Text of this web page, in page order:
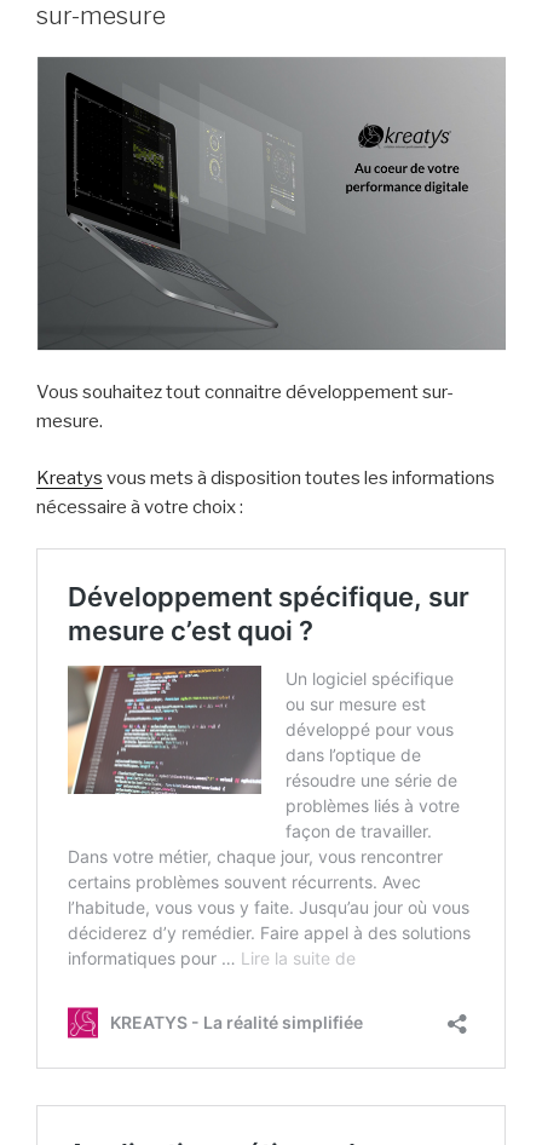
sur-mesure
Vous souhaitez tout connaitre développement sur-
mesure.
Kreatys vous mets à disposition toutes les informations
nécessaire à votre choix :